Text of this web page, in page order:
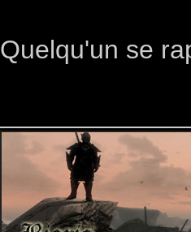
Quelqu'un se